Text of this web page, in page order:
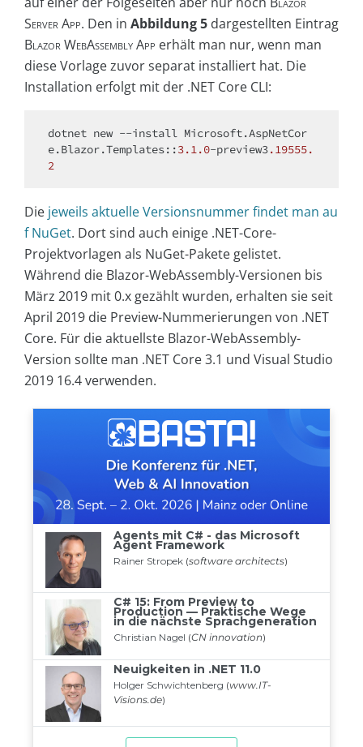
Server App. Den in Abbildung 5 dargestellten Eintrag
Blazor WebAssembly App erhält man nur, wenn man
diese Vorlage zuvor separat installiert hat. Die
Installation erfolgt mit der .NET Core CLI:
dotnet new --install Microsoft.AspNetCor
e.Blazor.Templates::3.1.0-preview3.19555.
2
Die jeweils aktuelle Versionsnummer findet man au
f NuGet. Dort sind auch einige .NET-Core-
Projektvorlagen als NuGet-Pakete gelistet.
Während die Blazor-WebAssembly-Versionen bis
März 2019 mit 0.x gezählt wurden, erhalten sie seit
April 2019 die Preview-Nummerierungen von .NET
Core. Für die aktuellste Blazor-WebAssembly-
Version sollte man .NET Core 3.1 und Visual Studio
2019 16.4 verwenden.